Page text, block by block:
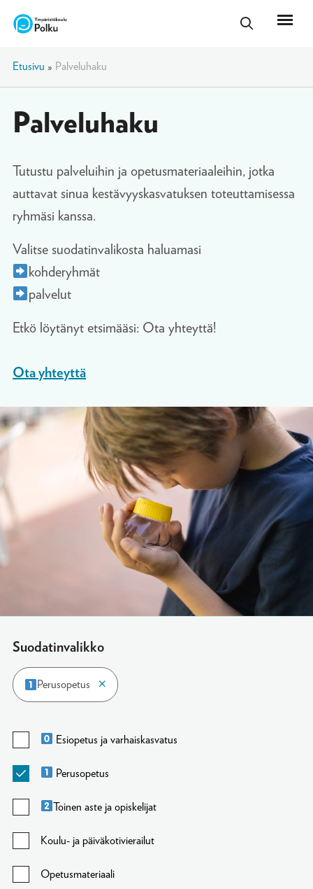
Etusivu » Palveluhaku
Palveluhaku
Tutustu palveluihin ja opetusmateriaaleihin, jotka
auttavat sinua kestävyyskasvatuksen toteuttamisessa
ryhmäsi kanssa.
Valitse suodatinvalikosta haluamasi
kohderyhmät
palvelut
Etkö löytänyt etsimääsi: Ota yhteyttä!
Ota yhteyttä
Suodatinvalikko
Perusopetus
Esiopetus ja varhaiskasvatus
Perusopetus
Toinen aste ja opiskelijat
Koulu- ja päiväkotivierailut
Opetusmateriaali